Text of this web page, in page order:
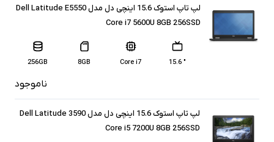
لپ تاپ استوک 15.6 اینچی دل مدل Dell Latitude E5550
Core i7 5600U 8GB 256SSD
" 15.6
Core i7
8GB
256GB
ناموجود
لپ تاپ استوک 15.6 اینچی دل مدل Dell Latitude 3590
Core i5 7200U 8GB 256SSD